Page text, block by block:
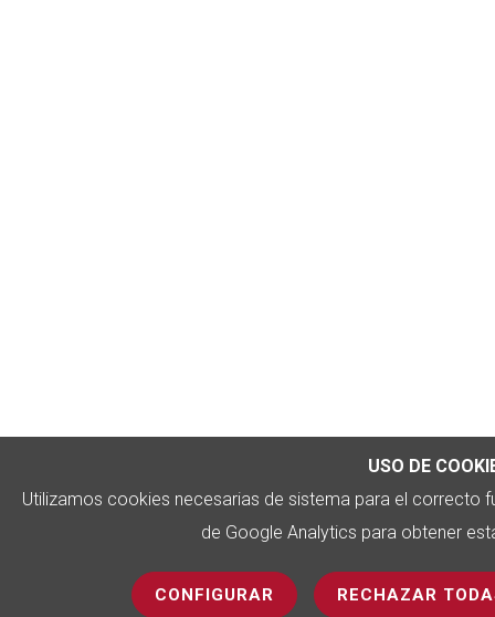
USO DE
Utilizamos cookies necesarias de sistema para el correcto
de Google Analytics para obtener
CONFIGURAR RECHAZAR